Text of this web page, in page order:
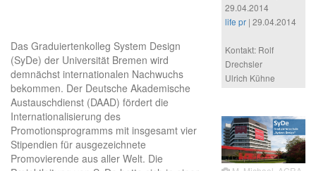
Das Graduiertenkolleg System Design
(SyDe) der Universität Bremen wird
demnächst internationalen Nachwuchs
bekommen. Der Deutsche Akademische
Austauschdienst (DAAD) fördert die
Internationalisierung des
Promotionsprogramms mit insgesamt vier
Stipendien für ausgezeichnete
Promovierende aus aller Welt. Die
29.04.2014
life pr| 29.04.2014
Kontakt: Rolf
Drechsler
Ulrich Kühne